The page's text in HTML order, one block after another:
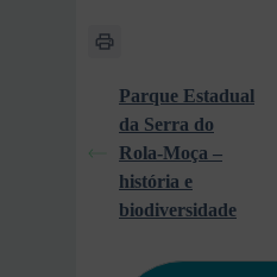
Parque Estadual
da Serra do
Rola-Moça –
história e
biodiversidade